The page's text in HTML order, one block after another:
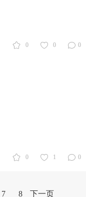
0 0 0
0 1 0
7 8 下一页